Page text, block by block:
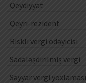
Qeydiyyat
Qeyri-rezident
Riskli vergi ödəyicisi
Sadələşdirilmiş vergi
Səyyar vergi yoxlaması